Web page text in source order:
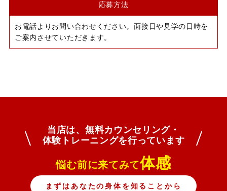
応募方法
お電話よりお問い合わせください。面接日や見学の日時を
ご案内させていただきます。
当店は、無料カウンセリング・
​​​​​​​体験トレーニングを行っています
悩む前に来てみて体感
まずはあなたの身体を知ることから